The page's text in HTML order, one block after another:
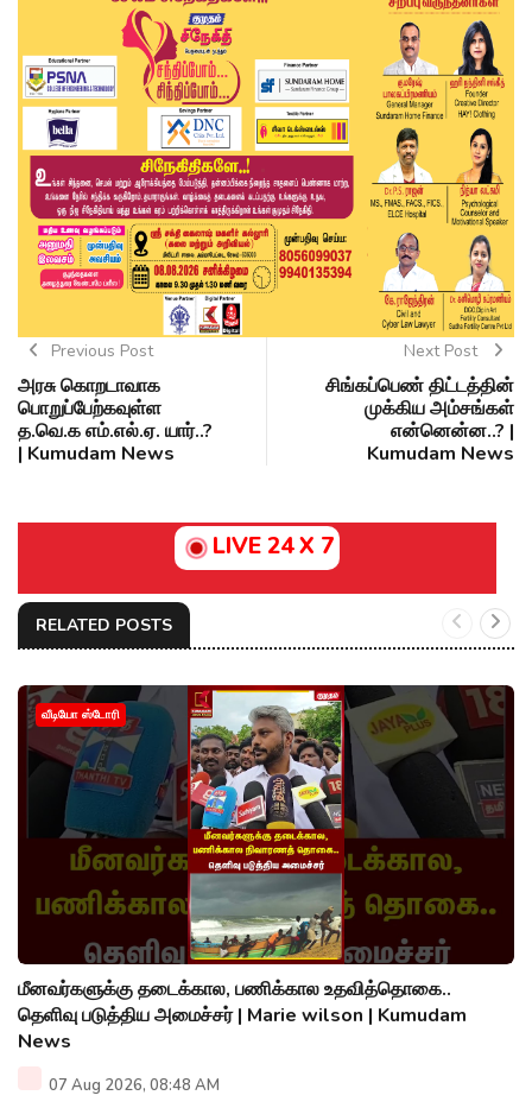
Previous Post
அரசு கொறடாவாக
பொறுப்பேற்கவுள்ள
த.வெ.க எம்.எல்.ஏ. யார்..?
| Kumudam News
Next Post
சிங்கப்பெண் திட்டத்தின்
முக்கிய அம்சங்கள்
என்னென்ன..? |
Kumudam News
LIVE 24 X 7
RELATED POSTS
வீடியோ ஸ்டோரி
மீனவர்களுக்கு தடைக்கால, பணிக்கால உதவித்தொகை..
தெளிவு படுத்திய அமைச்சர் | Marie wilson | Kumudam
News
07 Aug 2026, 08:48 AM